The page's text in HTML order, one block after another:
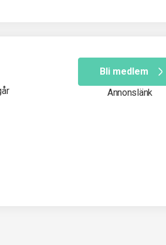
Bli medlem
Annonslänk